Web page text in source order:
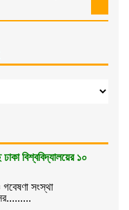
বিশ্ববিদ্যালয়ের ১০
সংস্থা